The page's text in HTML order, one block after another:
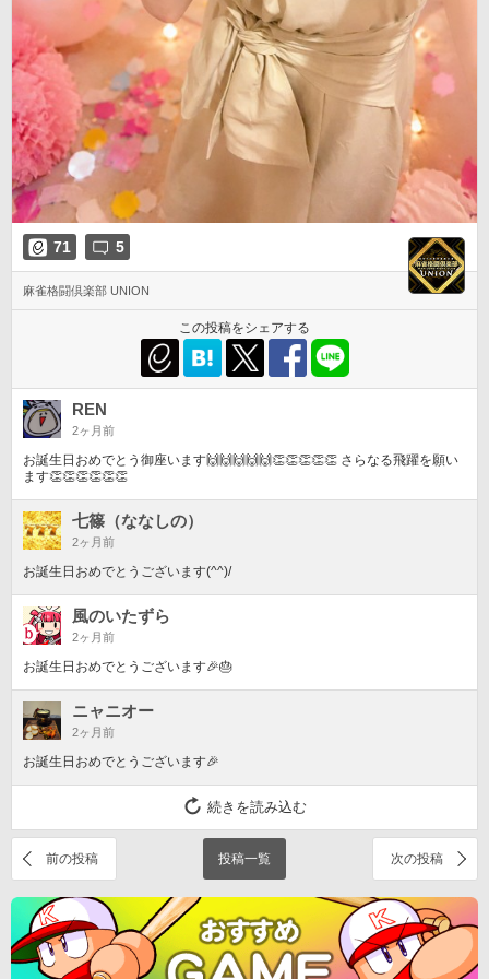
71 5
麻雀格闘倶楽部 UNION
この投稿をシェアする
REN
2ヶ月前
お誕生日おめでとう御座います🙌🙌🙌🙌🙌👏👏👏👏👏 さらなる飛躍を願い
ます👏👏👏👏👏👏
七篠（ななしの）
2ヶ月前
お誕生日おめでとうございます(^^)/
風のいたずら
2ヶ月前
お誕生日おめでとうございます🎉🎂
ニャニオー
2ヶ月前
お誕生日おめでとうございます🎉
続きを読み込む
前の投稿 投稿一覧 次の投稿